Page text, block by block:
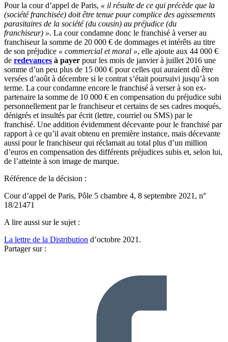
Pour la cour d’appel de Paris, « il résulte de ce qui précède que la
(société franchisée) doit être tenue pour complice des agissements
parasitaires de la société (du cousin) au préjudice (du
franchiseur) ». La cour condamne donc le franchisé à verser au
franchiseur la somme de 20 000 € de dommages et intérêts au titre
de son préjudice « commercial et moral », elle ajoute aux 44 000 €
de redevances à payer pour les mois de janvier à juillet 2016 une
somme d’un peu plus de 15 000 € pour celles qui auraient dû être
versées d’août à décembre si le contrat s’était poursuivi jusqu’à son
terme. La cour condamne encore le franchisé à verser à son ex-
partenaire la somme de 10 000 € en compensation du préjudice subi
personnellement par le franchiseur et certains de ses cadres moqués,
dénigrés et insultés par écrit (lettre, courriel ou SMS) par le
franchisé. Une addition évidemment décevante pour le franchisé par
rapport à ce qu’il avait obtenu en première instance, mais décevante
aussi pour le franchiseur qui réclamait au total plus d’un million
d’euros en compensation des différents préjudices subis et, selon lui,
de l’atteinte à son image de marque.
Référence de la décision :
Cour d’appel de Paris, Pôle 5 chambre 4, 8 septembre 2021, n°
18/21471
A lire aussi sur le sujet :
La lettre de la Distribution d’octobre 2021.
Partager sur :